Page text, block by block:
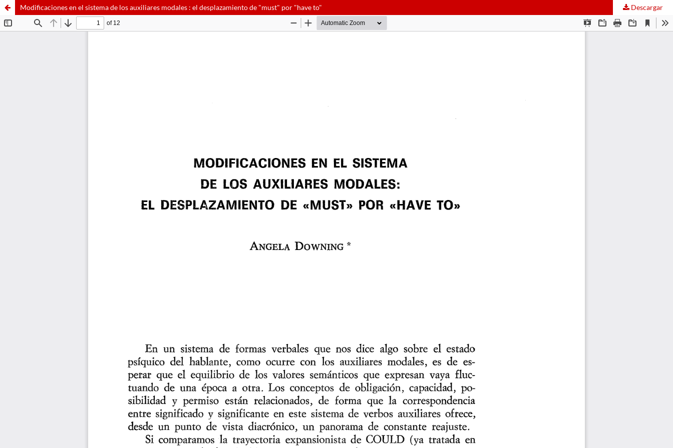
Modificaciones en el sistema de los auxiliares modales : el desplazamiento de "must" por "have to" Descargar